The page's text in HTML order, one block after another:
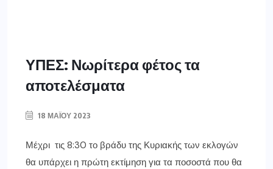
ΥΠΕΣ: Νωρίτερα φέτος τα
αποτελέσματα
18 ΜΑΪ́ΟΥ 2023
Μέχρι τις 8:30 το βράδυ της Κυριακής των εκλογών
θα υπάρχει η πρώτη εκτίμηση για τα ποσοστά που θα